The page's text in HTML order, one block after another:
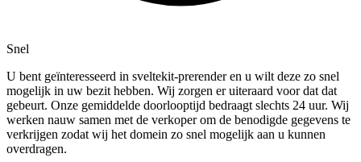
Snel
U bent geïnteresseerd in sveltekit-prerender en u wilt deze zo snel
mogelijk in uw bezit hebben. Wij zorgen er uiteraard voor dat dat
gebeurt. Onze gemiddelde doorlooptijd bedraagt slechts 24 uur. Wij
werken nauw samen met de verkoper om de benodigde gegevens te
verkrijgen zodat wij het domein zo snel mogelijk aan u kunnen
overdragen.